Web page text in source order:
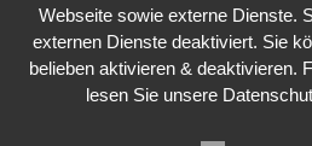
Webseite sowie externe Dienste.
externen Dienste deaktiviert. Sie
belieben aktivieren & deaktivieren.
lesen Sie unsere